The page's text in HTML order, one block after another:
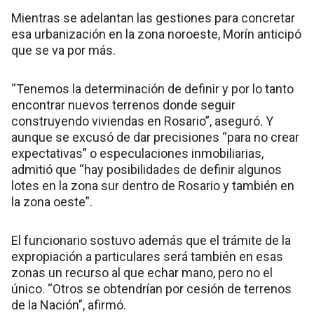
Mientras se adelantan las gestiones para concretar
esa urbanización en la zona noroeste, Morín anticipó
que se va por más.
“Tenemos la determinación de definir y por lo tanto
encontrar nuevos terrenos donde seguir
construyendo viviendas en Rosario”, aseguró. Y
aunque se excusó de dar precisiones “para no crear
expectativas” o especulaciones inmobiliarias,
admitió que “hay posibilidades de definir algunos
lotes en la zona sur dentro de Rosario y también en
la zona oeste”.
El funcionario sostuvo además que el trámite de la
expropiación a particulares será también en esas
zonas un recurso al que echar mano, pero no el
único. “Otros se obtendrían por cesión de terrenos
de la Nación”, afirmó.